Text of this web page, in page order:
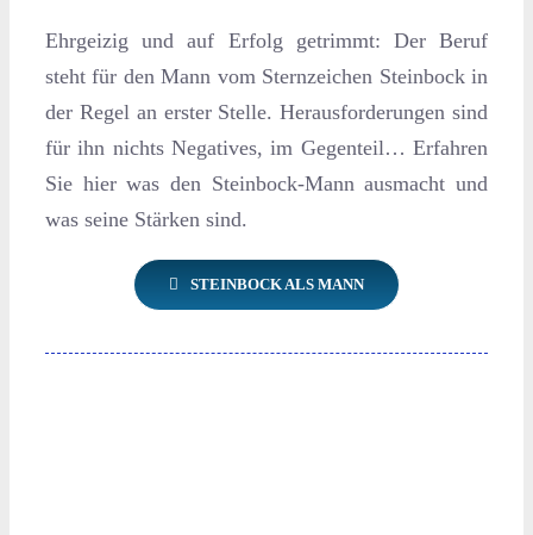
Ehrgeizig und auf Erfolg getrimmt: Der Beruf
steht für den Mann vom Sternzeichen Steinbock in
der Regel an erster Stelle. Herausforderungen sind
für ihn nichts Negatives, im Gegenteil… Erfahren
Sie hier was den Steinbock-Mann ausmacht und
was seine Stärken sind.
STEINBOCK ALS MANN